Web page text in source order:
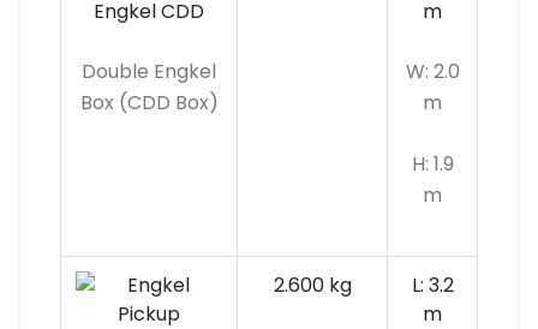
Double Engkel
Box (CDD Box)
m
W: 2.0
m
H: 1.9
m
2.600 kg
L: 3.2
m